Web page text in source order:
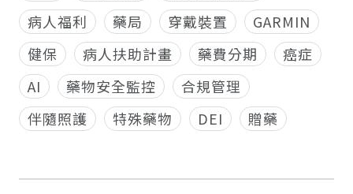
病人福利
藥局 穿戴裝置
GARMIN
健保
病人扶助計畫 藥費分期
癌症
AI
藥物安全監控
合規管理
伴隨照護
特殊藥物 DEI 贈藥